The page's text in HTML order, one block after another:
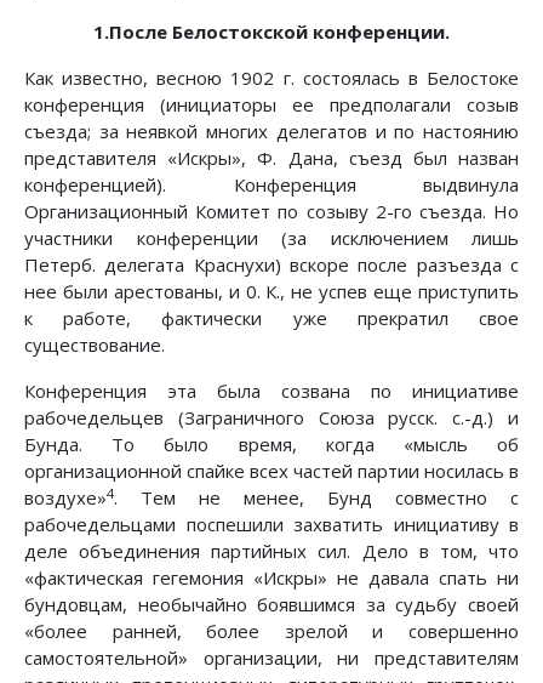
1.После Белостокской конференции.
Как известно, весною 1902 г. состоялась в Белостоке
конференция (инициаторы ее предполагали созыв
съезда; за неявкой многих делегатов и по настоянию
представителя «Искры», Ф. Дана, съезд был назван
конференцией). Конференция выдвинула
Организационный Комитет по созыву 2-го съезда. Но
участники конференции (за исключением лишь
Петерб. делегата Краснухи) вскоре после разъезда с
нее были арестованы, и 0. К., не успев еще приступить
к работе, фактически уже прекратил свое
существование.
Конференция эта была созвана по инициативе
рабочедельцев (Заграничного Союза русск. с.-д.) и
Бунда. То было время, когда «мысль об
организационной спайке всех частей партии носилась в
воздухе»4. Тем не менее, Бунд совместно с
рабочедельцами поспешили захватить инициативу в
деле объединения партийных сил. Дело в том, что
«фактическая гегемония «Искры» не давала спать ни
бундовцам, необычайно боявшимся за судьбу своей
«более ранней, более зрелой и совершенно
самостоятельной» организации, ни представителям